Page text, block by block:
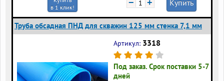
в 1 клик!
− + Купить
Труба обсадная ПНД для скважин 125 мм стенка 7,1 мм
Артикул: 3318
Под заказ. Срок поставки 5-7
дней